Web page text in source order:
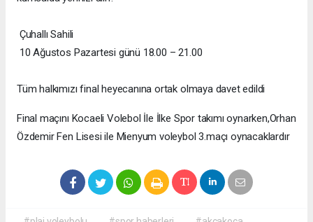
Çuhallı Sahili
10 Ağustos Pazartesi günü 18.00 – 21.00
Tüm halkımızı final heyecanına ortak olmaya davet edildi
Final maçını Kocaeli Volebol İle İlke Spor takımı oynarken,Orhan
Özdemir Fen Lisesi ile Mienyum voleybol 3.maçı oynacaklardır